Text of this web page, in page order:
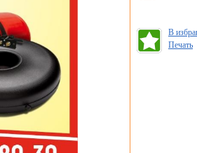
В
Печать